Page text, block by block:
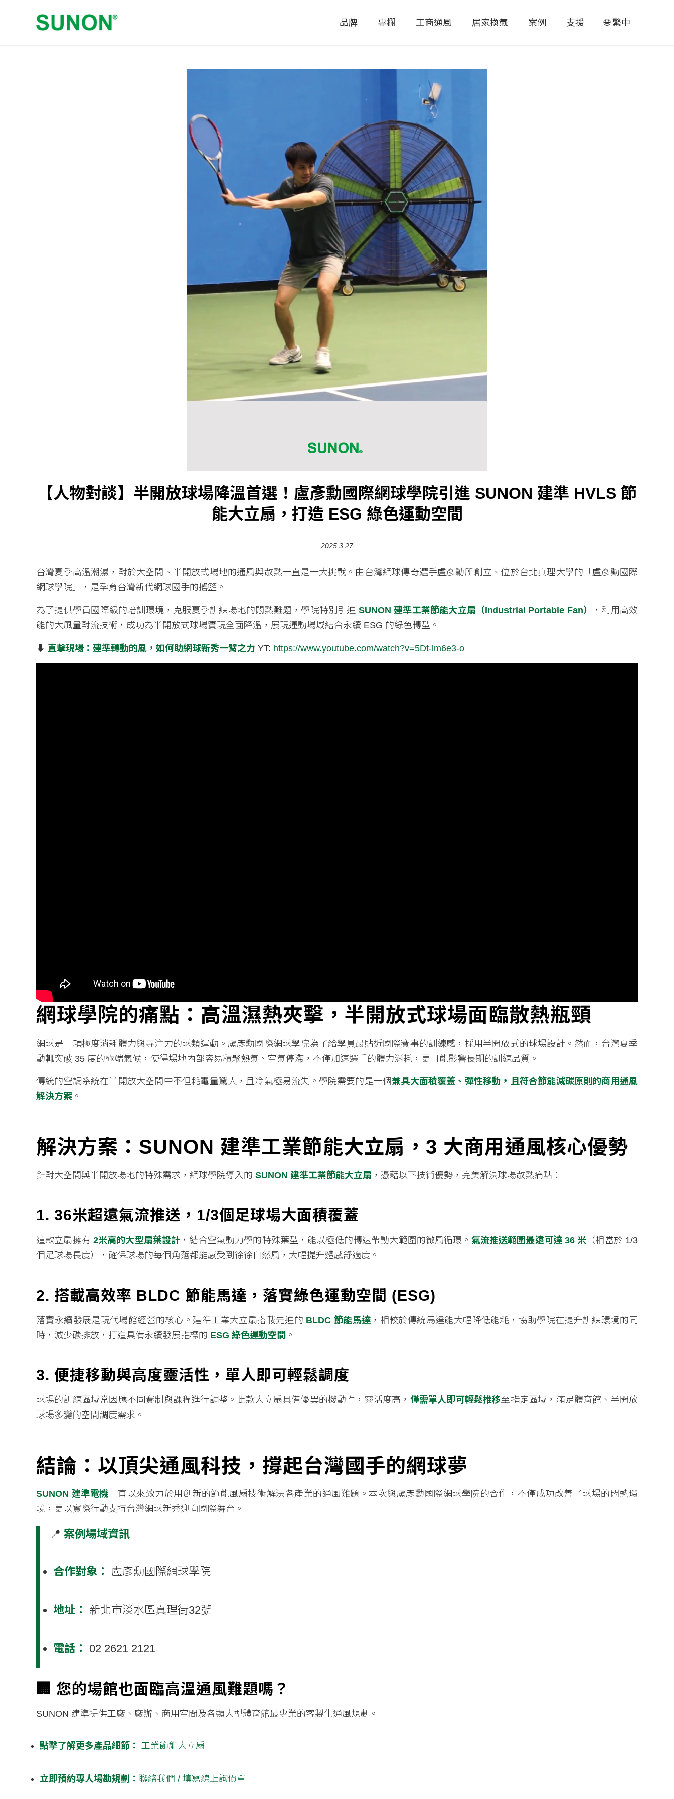
品牌 專欄 工商通風 居家換氣 案例 支援 繁中
【人物對談】半開放球場降溫首選！盧彥勳國際網球學院引進 SUNON 建準 HVLS 節
能大立扇，打造 ESG 綠色運動空間
2025.3.27
台灣夏季高溫潮濕，對於大空間、半開放式場地的通風與散熱一直是一大挑戰。由台灣網球傳奇選手盧彥勳所創立、位於台北真理大學的「盧彥勳國際
網球學院」，是孕育台灣新代網球國手的搖籃。
為了提供學員國際級的培訓環境，克服夏季訓練場地的悶熱難題，學院特別引進 SUNON 建準工業節能大立扇（Industrial Portable Fan）
，利用高效
能的大風量對流技術，成功為半開放式球場實現全面降溫，展現運動場域結合永續 ESG 的綠色轉型。
⬇️ 直擊現場：建準轉動的風，如何助網球新秀一臂之力 YT: https://www.youtube.com/watch?v=5Dt-lm6e3-o
網球學院的痛點：高溫濕熱夾擊，半開放式球場面臨散熱瓶頸
網球是一項極度消耗體力與專注力的球類運動。盧彥勳國際網球學院為了給學員最貼近國際賽事的訓練感，採用半開放式的球場設計。然而，台灣夏季
動輒突破 35 度的極端氣候，使得場地內部容易積聚熱氣、空氣停滯，不僅加速選手的體力消耗，更可能影響長期的訓練品質。
傳統的空調系統在半開放大空間中不但耗電量驚人，且冷氣極易流失。學院需要的是一個兼具大面積覆蓋、彈性移動，且符合節能減碳原則的商用通風
解決方案 。
解決方案：SUNON 建準工業節能大立扇，3 大商用通風核心優勢
針對大空間與半開放場地的特殊需求，網球學院導入的 SUNON 建準工業節能大立扇 ，憑藉以下技術優勢，完美解決球場散熱痛點：
1. 36米超遠氣流推送，1/3個足球場大面積覆蓋
這款立扇擁有 2米高的大型扇葉設計 ，結合空氣動力學的特殊葉型，能以極低的轉速帶動大範圍的微風循環。 氣流推送範圍最遠可達 36 米 （相當於 1/3
個足球場長度），確保球場的每個角落都能感受到徐徐自然風，大幅提升體感舒適度。
2. 搭載高效率 BLDC 節能馬達，落實綠色運動空間 (ESG)
落實永續發展是現代場館經營的核心。建準工業大立扇搭載先進的 BLDC 節能馬達 ，相較於傳統馬達能大幅降低能耗，協助學院在提升訓練環境的同
時，減少碳排放，打造具備永續發展指標的 ESG 綠色運動空間 。
3. 便捷移動與高度靈活性，單人即可輕鬆調度
球場的訓練區域常因應不同賽制與課程進行調整。此款大立扇具備優異的機動性，靈活度高， 僅需單人即可輕鬆推移至指定區域，滿足體育館、半開放
球場多變的空間調度需求。
結論：以頂尖通風科技，撐起台灣國手的網球夢
SUNON 建準電機一直以來致力於用創新的節能風扇技術解決各產業的通風難題。本次與盧彥勳國際網球學院的合作，不僅成功改善了球場的悶熱環
境，更以實際行動支持台灣網球新秀迎向國際舞台。
📍 案例場域資訊
合作對象： 盧彥勳國際網球學院
地址： 新北市淡水區真理街32號
電話： 02 2621 2121
🏢 您的場館也面臨高溫通風難題嗎？
SUNON 建準提供工廠、廠辦、商用空間及各類大型體育館最專業的客製化通風規劃。
點擊了解更多產品細節： 工業節能大立扇
立即預約專人場勘規劃： 聯絡我們 / 填寫線上詢價單